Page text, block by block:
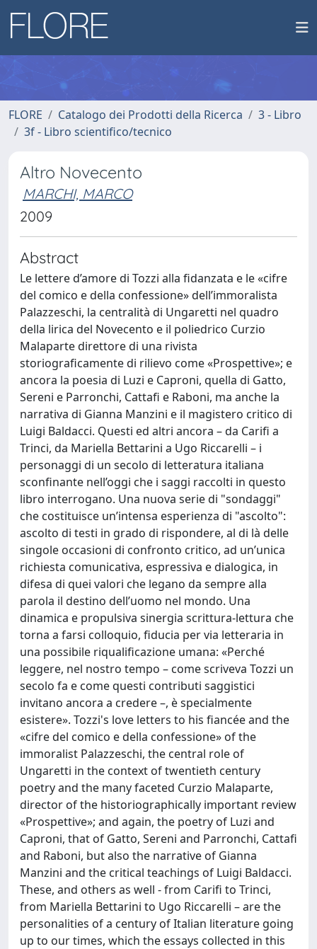
FLORE Catalogo dei Prodotti della Ricerca
3 - Libro
3f - Libro scientifico/tecnico
Altro Novecento
MARCHI, MARCO
2009
Abstract
Le lettere d’amore di Tozzi alla fidanzata e le «cifre
del comico e della confessione» dell’immoralista
Palazzeschi, la centralità di Ungaretti nel quadro
della lirica del Novecento e il poliedrico Curzio
Malaparte direttore di una rivista
storiograficamente di rilievo come «Prospettive»; e
ancora la poesia di Luzi e Caproni, quella di Gatto,
Sereni e Parronchi, Cattafi e Raboni, ma anche la
narrativa di Gianna Manzini e il magistero critico di
Luigi Baldacci. Questi ed altri ancora – da Carifi a
Trinci, da Mariella Bettarini a Ugo Riccarelli – i
personaggi di un secolo di letteratura italiana
sconfinante nell’oggi che i saggi raccolti in questo
libro interrogano. Una nuova serie di "sondaggi"
che costituisce un’intensa esperienza di "ascolto":
ascolto di testi in grado di rispondere, al di là delle
singole occasioni di confronto critico, ad un’unica
richiesta comunicativa, espressiva e dialogica, in
difesa di quei valori che legano da sempre alla
parola il destino dell’uomo nel mondo. Una
dinamica e propulsiva sinergia scrittura-lettura che
torna a farsi colloquio, fiducia per via letteraria in
una possibile riqualificazione umana: «Perché
leggere, nel nostro tempo – come scriveva Tozzi un
secolo fa e come questi contributi saggistici
invitano ancora a credere –, è specialmente
esistere». Tozzi's love letters to his fiancée and the
«cifre del comico e della confessione» of the
immoralist Palazzeschi, the central role of
Ungaretti in the context of twentieth century
poetry and the many faceted Curzio Malaparte,
director of the historiographically important review
«Prospettive»; and again, the poetry of Luzi and
Caproni, that of Gatto, Sereni and Parronchi, Cattafi
and Raboni, but also the narrative of Gianna
Manzini and the critical teachings of Luigi Baldacci.
These, and others as well - from Carifi to Trinci,
from Mariella Bettarini to Ugo Riccarelli – are the
personalities of a century of Italian literature going
up to our times, which the essays collected in this